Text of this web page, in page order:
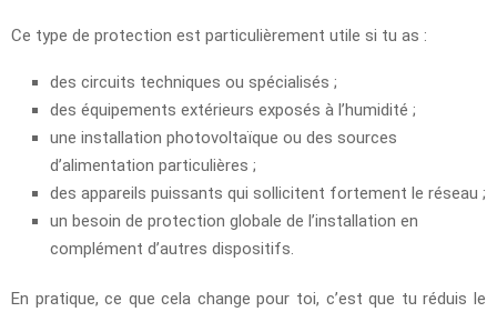
Ce type de protection est particulièrement utile si tu as :
des circuits techniques ou spécialisés ;
des équipements extérieurs exposés à l’humidité ;
une installation photovoltaïque ou des sources
d’alimentation particulières ;
des appareils puissants qui sollicitent fortement le réseau ;
un besoin de protection globale de l’installation en
complément d’autres dispositifs.
En pratique, ce que cela change pour toi, c’est que tu réduis le